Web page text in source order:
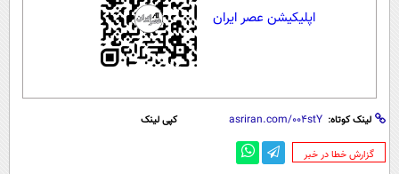
اپلیکیشن عصر ایران
لینک کوتاه: کپی لینک
‌گزارش خطا در خبر